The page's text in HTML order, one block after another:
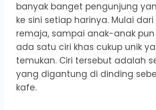
banyak banget pengunjung
ke sini setiap harinya. Mulai
remaja, sampai anak-anak pun
ada satu ciri khas cukup unik
temukan. Ciri tersebut adalah
yang digantung di dinding
kafe.